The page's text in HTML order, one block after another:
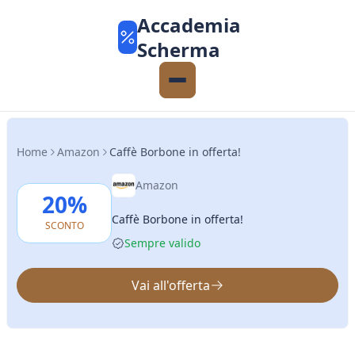
Accademia
Scherma
Home Amazon Caffè Borbone in offerta!
20%
SCONTO
Amazon
Caffè Borbone in offerta!
Sempre valido
Vai all'offerta